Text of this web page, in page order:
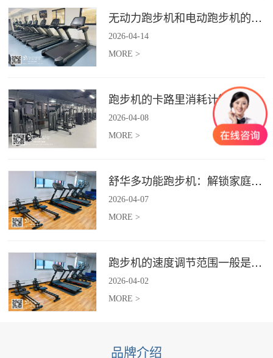
无动力跑步机和电动跑步机的区别是什么？
2026-04-14
MORE >
跑步机的卡路里消耗计算准确吗？
2026-04-08
MORE >
舒华多功能跑步机：解锁家庭健身新体验（体楷体育）
2026-04-07
MORE >
跑步机的速度调节范围一般是多少？
2026-04-02
MORE >
品牌介绍